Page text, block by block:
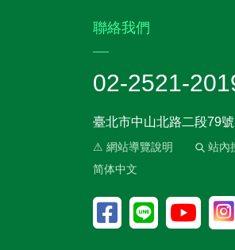
聯絡我們
02-2521-
臺北市中山北路二段79
⚠ 網站導覽說明
站內
简体中文